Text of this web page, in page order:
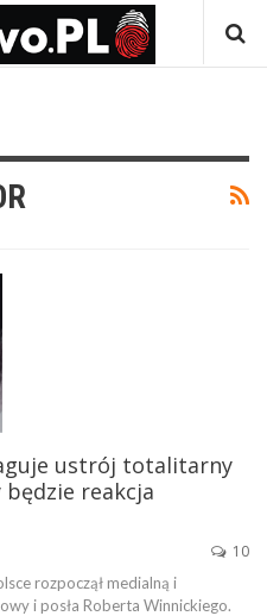
ustrój totalitarny
reakcja
10
rozpoczął medialną i
i posła Roberta Winnickiego.